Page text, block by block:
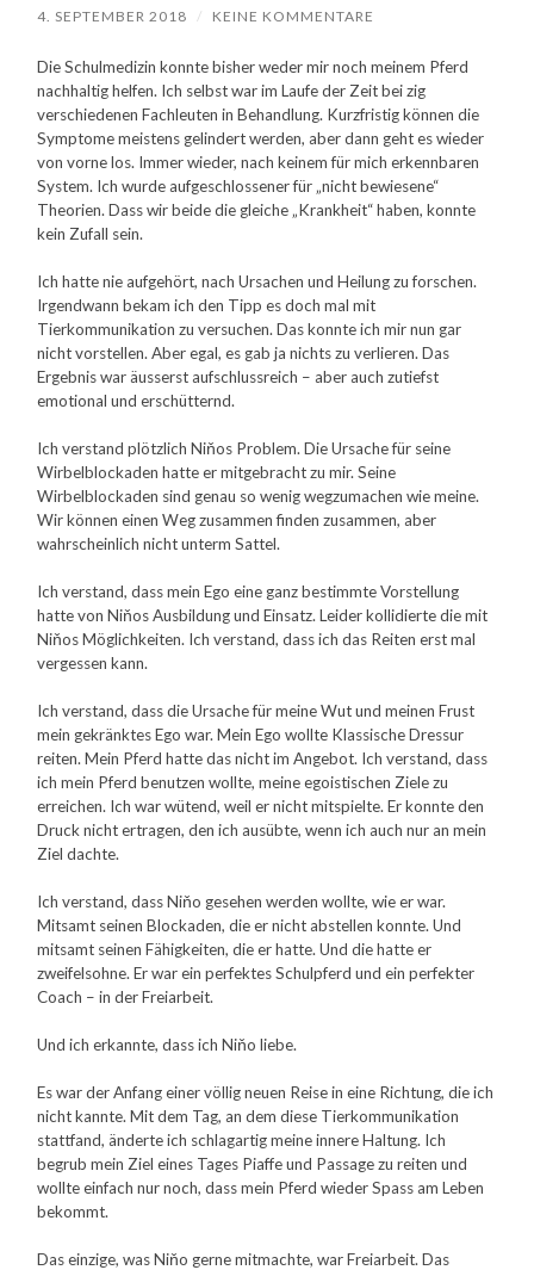
4. SEPTEMBER 2018 / KEINE KOMMENTARE
Die Schulmedizin konnte bisher weder mir noch meinem Pferd
nachhaltig helfen. Ich selbst war im Laufe der Zeit bei zig
verschiedenen Fachleuten in Behandlung. Kurzfristig können die
Symptome meistens gelindert werden, aber dann geht es wieder
von vorne los. Immer wieder, nach keinem für mich erkennbaren
System. Ich wurde aufgeschlossener für „nicht bewiesene“
Theorien. Dass wir beide die gleiche „Krankheit“ haben, konnte
kein Zufall sein.
Ich hatte nie aufgehört, nach Ursachen und Heilung zu forschen.
Irgendwann bekam ich den Tipp es doch mal mit
Tierkommunikation zu versuchen. Das konnte ich mir nun gar
nicht vorstellen. Aber egal, es gab ja nichts zu verlieren. Das
Ergebnis war äusserst aufschlussreich – aber auch zutiefst
emotional und erschütternd.
Ich verstand plötzlich Niňos Problem. Die Ursache für seine
Wirbelblockaden hatte er mitgebracht zu mir. Seine
Wirbelblockaden sind genau so wenig wegzumachen wie meine.
Wir können einen Weg zusammen finden zusammen, aber
wahrscheinlich nicht unterm Sattel.
Ich verstand, dass mein Ego eine ganz bestimmte Vorstellung
hatte von Niňos Ausbildung und Einsatz. Leider kollidierte die mit
Niňos Möglichkeiten. Ich verstand, dass ich das Reiten erst mal
vergessen kann.
Ich verstand, dass die Ursache für meine Wut und meinen Frust
mein gekränktes Ego war. Mein Ego wollte Klassische Dressur
reiten. Mein Pferd hatte das nicht im Angebot. Ich verstand, dass
ich mein Pferd benutzen wollte, meine egoistischen Ziele zu
erreichen. Ich war wütend, weil er nicht mitspielte. Er konnte den
Druck nicht ertragen, den ich ausübte, wenn ich auch nur an mein
Ziel dachte.
Ich verstand, dass Niňo gesehen werden wollte, wie er war.
Mitsamt seinen Blockaden, die er nicht abstellen konnte. Und
mitsamt seinen Fähigkeiten, die er hatte. Und die hatte er
zweifelsohne. Er war ein perfektes Schulpferd und ein perfekter
Coach – in der Freiarbeit.
Und ich erkannte, dass ich Niňo liebe.
Es war der Anfang einer völlig neuen Reise in eine Richtung, die ich
nicht kannte. Mit dem Tag, an dem diese Tierkommunikation
stattfand, änderte ich schlagartig meine innere Haltung. Ich
begrub mein Ziel eines Tages Piaffe und Passage zu reiten und
wollte einfach nur noch, dass mein Pferd wieder Spass am Leben
bekommt.
Das einzige, was Niňo gerne mitmachte, war Freiarbeit. Das